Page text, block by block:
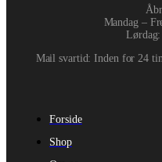
Mandag –
Mail svartid: Inden for 24
Forside
Shop